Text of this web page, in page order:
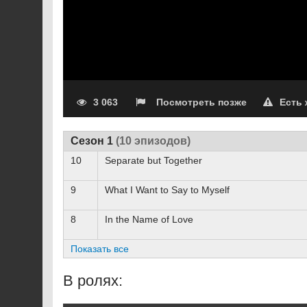
3 063 Посмотреть позже Есть
Сезон 1 (10 эпизодов)
10 Separate but Together
9
What I Want to Say to Myself
8
In the Name of Love
Показать все
В ролях: